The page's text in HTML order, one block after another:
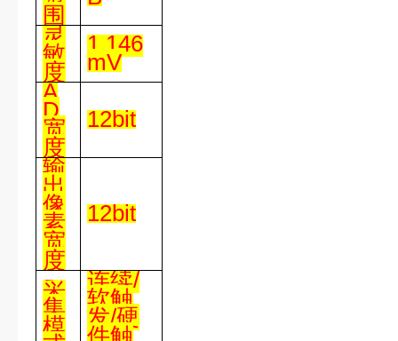
围
灵
敏
度
1 146
mV
A
D
宽
度
12bit
输
出
像
素
宽
度
12bit
采
集
模
连续/
软触
发/硬
件触